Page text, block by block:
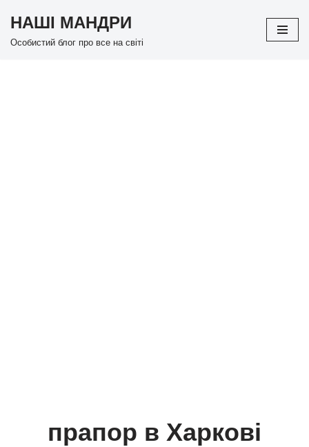
Перейти
НАШІ МАНДРИ
Особистий блог про все на світі
прапор в Харкові